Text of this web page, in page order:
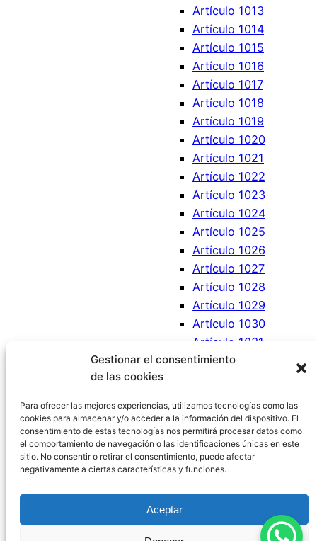
Gestionar el consentimiento
de las cookies
Para ofrecer las mejores experiencias, utilizamos tecnologías como las
cookies para almacenar y/o acceder a la información del dispositivo. El
consentimiento de estas tecnologías nos permitirá procesar datos como
el comportamiento de navegación o las identificaciones únicas en este
sitio. No consentir o retirar el consentimiento, puede afectar
negativamente a ciertas características y funciones.
Aceptar
Artículo 1013
Artículo 1014
Artículo 1015
Artículo 1016
Artículo 1017
Artículo 1018
Artículo 1019
Artículo 1020
Artículo 1021
Artículo 1022
Artículo 1023
Artículo 1024
Artículo 1025
Artículo 1026
Artículo 1027
Artículo 1028
Artículo 1029
Artículo 1030
Artículo 1031
Artículo 1032